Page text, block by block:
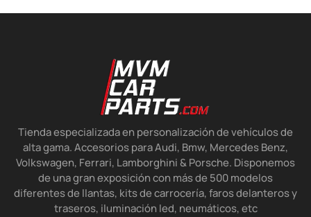
Tienda especializada en personalización de vehículos de
alta gama. Accesorios para Audi, Bmw, Mercedes Benz,
Volkswagen, Ferrari, Lamborghini & Porsche. Disponemos
de una gran exposición con más de 500 modelos
diferentes de llantas, kits de carrocería, faros delanteros y
traseros, iluminación led, neumáticos, etc